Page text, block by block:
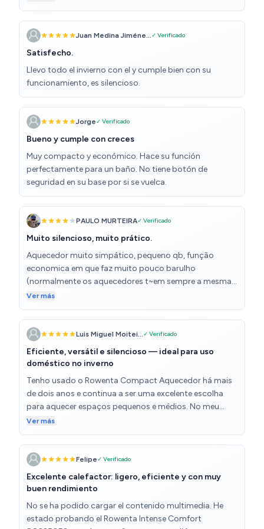
recomendada para aquellos que desean mantener su
espacio confortable en cualquier temporada. "Espero
que mi comentario ✍️ te haya podido servir de ayuda
😃. Si tienes preguntas específicas sobre el producto,
no dudes en dejarlas en los comentarios."
para caldear el baño en el invierno es suficiente.
Juan Medina Jiméne... ✓ Verificado
Satisfecho.
Llevo todo el invierno con el y cumple bien con su
funcionamiento, es silencioso.
Jorge✓ Verificado
Bueno y cumple con creces
Muy compacto y económico. Hace su función
perfectamente para un baño. No tiene botón de
seguridad en su base por si se vuelca.
PAULO MURTEIRA✓ Verificado
Muito silencioso, muito prático.
Aquecedor muito simpático, pequeno qb, função
economica em que faz muito pouco barulho
(normalmente os aquecedores t~em sempre a mesma
velocidade, variando a resistencia electrica) este tem
duas velocidades da ventoinha, e variação da
temperatura de aquecimento. Muito simpático e facil
de utilizar e arrumar quando não é necessário. Podia ter
um suporte para enrolar o fio a volta, apensa este
senão.
Ver más
Luis Miguel Moitei... ✓ Verificado
Eficiente, versátil e silencioso — ideal para uso
doméstico no inverno
Tenho usado o Rowenta Compact Aquecedor há mais
de dois anos e continua a ser uma excelente escolha
para aquecer espaços pequenos e médios. No meu
caso, aquece eficazmente um quarto de 16 m² e é
surpreendentemente silencioso no modo Ecológico, o
que me permite usá-lo no escritório sem qualquer
perturbação durante o trabalho. É leve e fácil de mover
de um lado para o outro, o que foi um dos motivos
pelos quais optei por este modelo em vez de instalar
tenha certificação IP24 (não é indicado para uso
durante o duche), utilizo-o para aquecer o espaço
Ver más
Felipe✓ Verificado
Excelente calefactor: ligero, eficiente y con muy
buen rendimiento
No se ha podido cargar el contenido multimedia. He
estado probando el Rowenta Intense Comfort